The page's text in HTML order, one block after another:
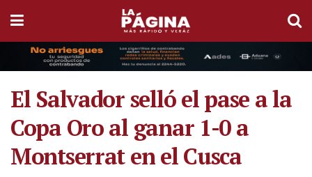
El Salvador selló el pase a la
Copa Oro al ganar 1-0 a
Montserrat en el Cusca